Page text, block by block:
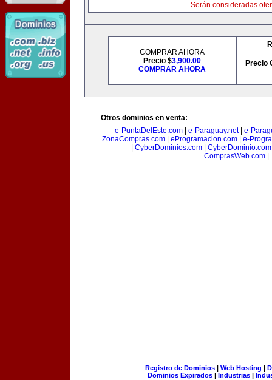
Serán consideradas
COMPRAR AHORA
Precio $3,900.00
COMPRAR AHORA
Precio
Otros dominios en venta:
e-PuntaDelEste.com
e-Paraguay.net| e-
ZonaCompras.com
eProgramacion.com
e-
CyberDominios.com| CyberDominio.com
ComprasWeb.com|
Registro de Dominios| Web Hosting |
Dominios Expirados | Industrias |